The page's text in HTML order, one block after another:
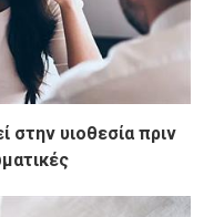
στην υιοθεσία πριν